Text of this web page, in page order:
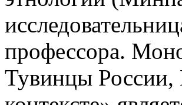
профессора.
Тувинцы России,